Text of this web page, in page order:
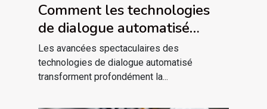
Comment les technologies
de dialogue automatisé
révolutionnent-elles la
communication ?
Les avancées spectaculaires des
technologies de dialogue automatisé
transforment profondément la...